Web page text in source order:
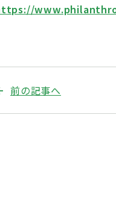
前の記事へ